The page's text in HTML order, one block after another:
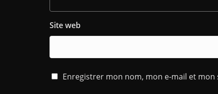
Site web
Enregistrer mon nom, mon e-mail et